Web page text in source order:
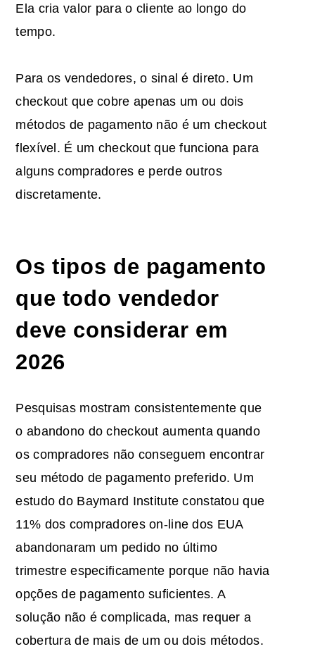
Ela cria valor para o cliente ao longo do
tempo.
Para os vendedores, o sinal é direto. Um
checkout que cobre apenas um ou dois
métodos de pagamento não é um checkout
flexível. É um checkout que funciona para
alguns compradores e perde outros
discretamente.
Os tipos de pagamento
que todo vendedor
deve considerar em
2026
Pesquisas mostram consistentemente que
o abandono do checkout aumenta quando
os compradores não conseguem encontrar
seu método de pagamento preferido. Um
estudo do Baymard Institute constatou que
11% dos compradores on-line dos EUA
abandonaram um pedido no último
trimestre especificamente porque não havia
opções de pagamento suficientes. A
solução não é complicada, mas requer a
cobertura de mais de um ou dois métodos.